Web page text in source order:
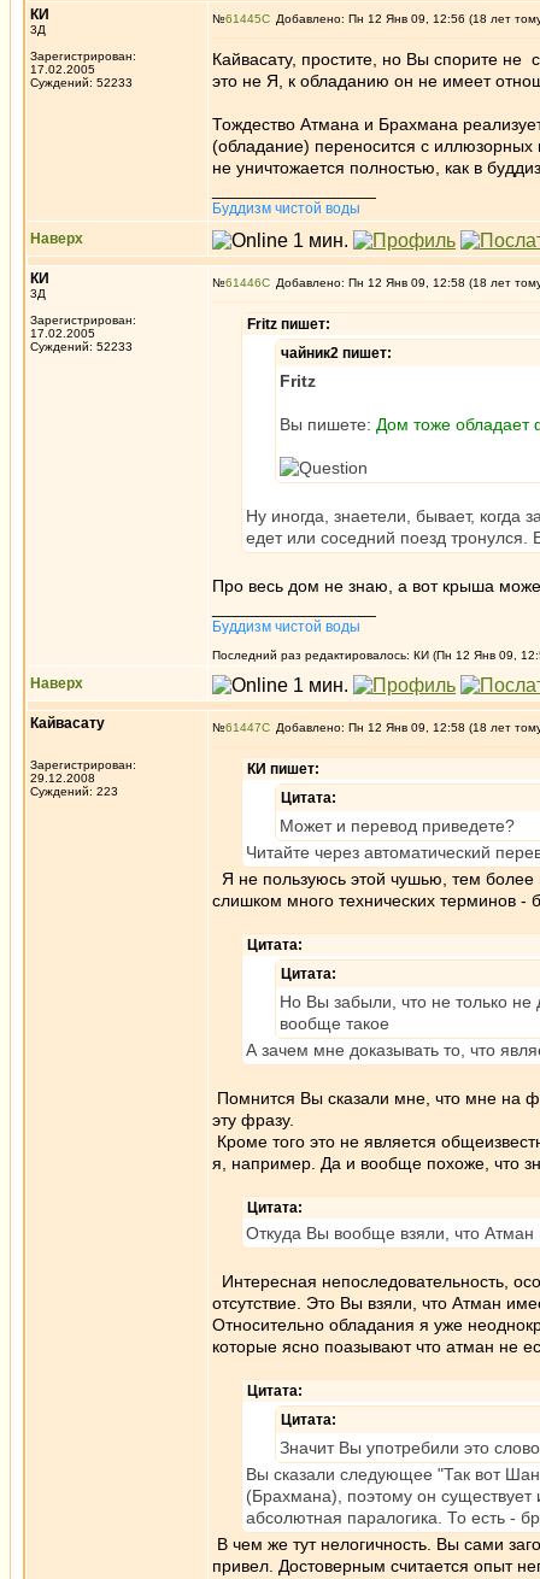
КИ
3Д
Зарегистрирован:
17.02.2005
Суждений: 52233
№61445 Добавлено: Пн 12 Янв 09, 12:56 (18 лет
Кайвасату, простите, но Вы спорите
это не Я, к обладанию он не имеет
Тождество Атмана и Брахмана
(обладание) переносится с
не уничтожается полностью, как в
Буддизм чистой воды
Наверх
КИ
3Д
Зарегистрирован:
17.02.2005
Суждений: 52233
№61446 Добавлено: Пн 12 Янв 09, 12:58 (18 лет
Fritz пишет:
чайник2 пишет:
Fritz
Вы пишете: Дом тоже обладает
Ну иногда, знаетели, бывает, когда
едет или соседний поезд
Про весь дом не знаю, а вот крыша
Буддизм чистой воды
Последний раз редактировалось: КИ (Пн 12 Янв 09,
Наверх
Кайвасату
Зарегистрирован:
29.12.2008
Суждений: 223
№61447 Добавлено: Пн 12 Янв 09, 12:58 (18 лет
КИ пишет:
Цитата:
Может и перевод приведете?
Читайте через автоматический
Я не пользуюсь этой чушью, тем более
слишком много технических терминов -
Цитата:
Цитата:
Но Вы забыли, что не только не
вообще такое
А зачем мне доказывать то, что
Помнится Вы сказали мне, что мне на
эту фразу.
Кроме того это не является
я, например. Да и вообще похоже, что
Цитата:
Откуда Вы вообще взяли, что
Интересная непоследовательность,
отсутствие. Это Вы взяли, что Атман
Относительно обладания я уже
которые ясно поазывают что атман не
Цитата:
Цитата:
Значит Вы употребили это слово
Вы сказали следующее "Так вот
(Брахмана), поэтому он
абсолютная паралогика. То есть -
В чем же тут нелогичность. Вы сами
привел. Достоверным считается опыт